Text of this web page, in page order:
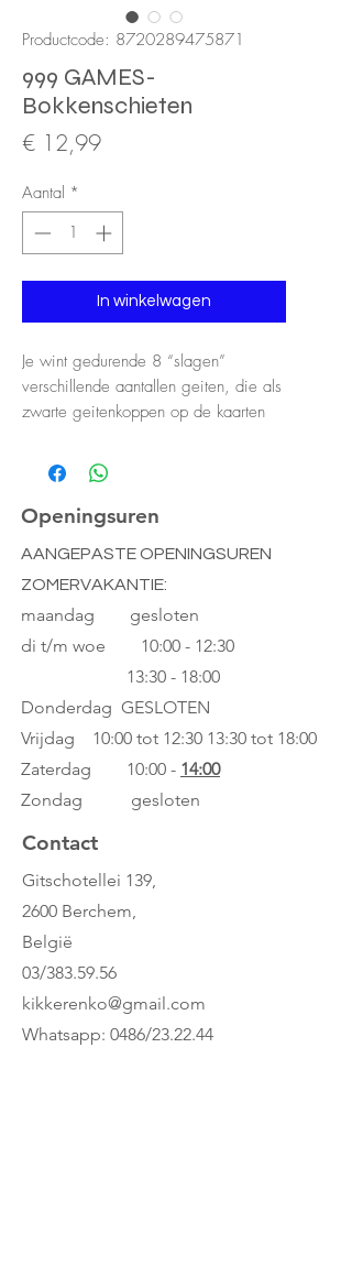
Productcode: 8720289475871
999 GAMES-
Bokkenschieten
€ 12,99Prijs
Aantal *
In winkelwagen
Je wint gedurende 8 “slagen”
verschillende aantallen geiten, die als
zwarte geitenkoppen op de kaarten
loop van het spel een heuvel
samengesteld, die de geitenlimiet
voor het einde van het spel bepaalt.
meer geiten in je slagen dan de
limiet aangeeft, dan kun je niet
winnen. De speler die de meeste
geiten heeft zonder de limiet te
Openingsuren
AANGEPASTE OPENINGSUREN
ZOMERVAKANTIE:
maandag gesloten
di t/m woe 10:00 - 12:30
13:30 - 18:00
Donderdag GESLOTEN
Vrijdag 10:00 tot 12:30 13:30 tot 18:00
Zaterdag 10:00 - 14:00
Zondag gesloten
Contact
Gitschotellei 139,
2600 Berchem,
België
03/383.59.56
kikkerenko@gmail.com
Whatsapp: 0486/23.22.44